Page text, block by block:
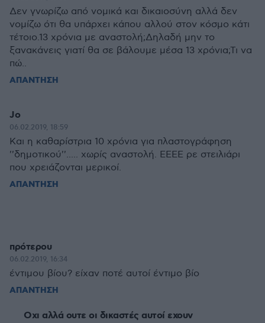
Δεν γνωρίζω από νομικά και δικαιοσύνη αλλά δεν
νομίζω ότι θα υπάρχει κάπου αλλού στον κόσμο κάτι
τέτοιο.13 χρόνια με αναστολή;Δηλαδή μην το
ξανακάνεις γιατί θα σε βάλουμε μέσα 13 χρόνια;Τι να
πώ..
ΑΠΑΝΤΗΣΗ
Jo
06.02.2019, 18:59
Και η καθαρίστρια 10 χρόνια για πλαστογράφηση
''δημοτικού''..... χωρίς αναστολή. ΕΕΕΕ ρε στειλιάρι
που χρειάζονται μερικοί.
ΑΠΑΝΤΗΣΗ
πρότερου
06.02.2019, 16:34
έντιμου βίου? είχαν ποτέ αυτοί έντιμο βίο
ΑΠΑΝΤΗΣΗ
Οχι αλλά ουτε οι δικαστές αυτοί εχουν